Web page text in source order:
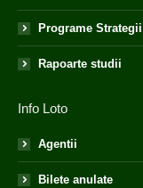
Programe Strategii
Rapoarte studii
Info Loto
Agentii
Bilete anulate